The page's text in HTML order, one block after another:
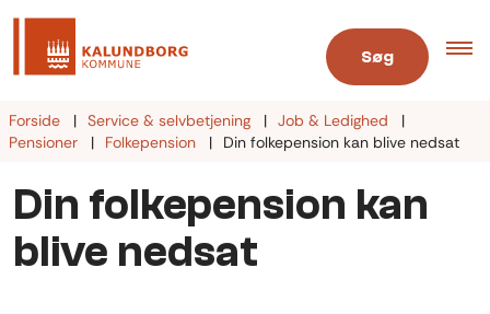
Søg
Forside Service & selvbetjening
Job & Ledighed
Pensioner
Folkepension Din folkepension kan blive nedsat
Din folkepension kan
blive nedsat